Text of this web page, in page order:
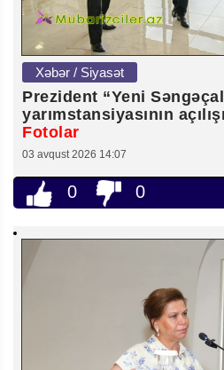
Xəbər / Siyasət
Prezident “Yeni
yarımstansiyasının
Fotolar
03 avqust 2026 14:07
0 0